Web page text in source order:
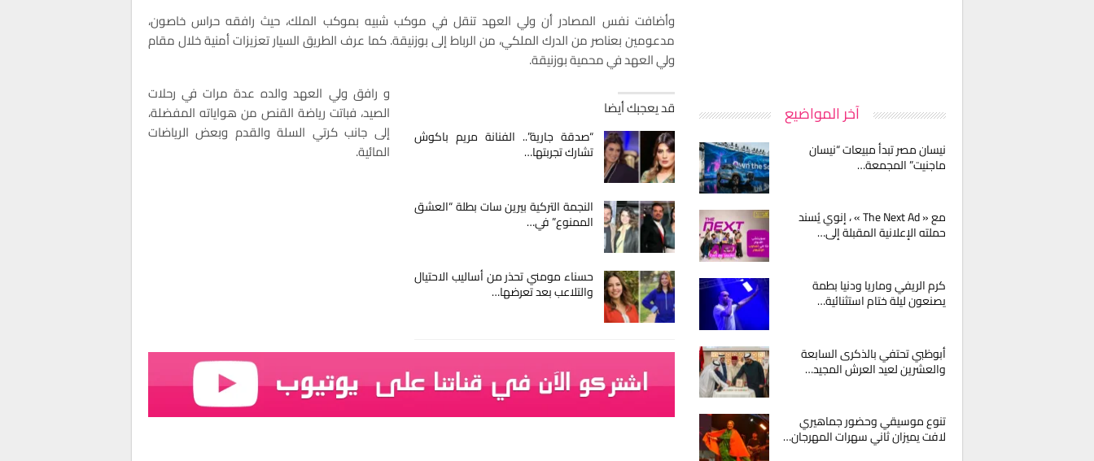
وأضافت نفس المصادر أن ولي العهد تنقل في موكب شبيه بموكب الملك، حيث رافقه حراس خاصون،
مدعومين بعناصر من الدرك الملكي، من الرباط إلى بوزنيقة. كما عرف الطريق السيار تعزيزات أمنية خلال مقام
ولي العهد في محمية بوزنيقة.
قد يعجبك أيضا
“صدقة جارية”.. الفنانة مريم باكوش
تشارك تجربتها…
النجمة التركية بيرين سات بطلة “العشق
الممنوع” في…
حسناء مومني تحذر من أساليب الاحتيال
والتلاعب بعد تعرضها…
و رافق ولي العهد والده عدة مرات في رحلات
الصيد، فباتت رياضة القنص من هواياته المفضلة،
إلى جانب كرتي السلة والقدم وبعض الرياضات
المائية.
آخر المواضيع
نيسان مصر تبدأ مبيعات “نيسان
ماجنيت” المجمعة…
مع « The Next Ad » ، إنوي يُسند
حملته الإعلانية المقبلة إلى…
كرم الريفي وماريا ودنيا بطمة
يصنعون ليلة ختام استثنائية…
أبوظبي تحتفي بالذكرى السابعة
والعشرين لعيد العرش المجيد…
تنوع موسيقي وحضور جماهيري
لافت يميزان ثاني سهرات المهرجان…